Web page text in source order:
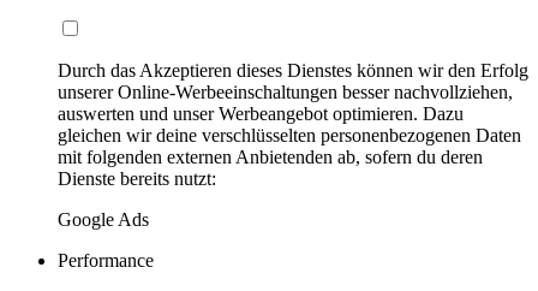
Durch das Akzeptieren dieses Dienstes können wir den Erfolg
unserer Online-Werbeeinschaltungen besser nachvollziehen,
auswerten und unser Werbeangebot optimieren. Dazu
gleichen wir deine verschlüsselten personenbezogenen Daten
mit folgenden externen Anbietenden ab, sofern du deren
Dienste bereits nutzt:
Google Ads
Performance